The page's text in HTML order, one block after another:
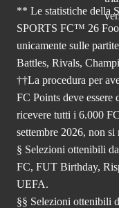
** Le statistiche della
SPORTS FC™ 26
unicamente sulle
Battles, Rivals,
††La procedura per
FC Points deve
ricevere tutti i 6.000
settembre 2026, non
§ Selezioni ottenibili
FC, FUT Birthday,
UEFA.
§§ Selezioni ottenibili